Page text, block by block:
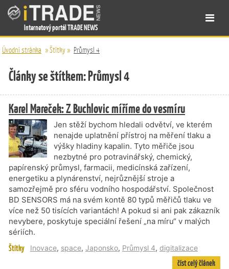
Internetový portál TRADE NEWS
Úvodní stránka »Štítky» Průmysl 4
Články se štítkem: Průmysl 4
Karel Mareček: Z Buchlovic míříme do vesmíru
Jen stěží bychom hledali odvětví, ve kterém
nenajde uplatnění přístroj na měření tlaku a
výšky hladiny kapalin. Tyto měřiče jsou
nezbytné pro potravinářský, chemický,
papírenský průmysl, farmacii, medicínská zařízení,
energetiku a plynárenství, nejrůznější stroje a
samozřejmě pro sféru vodního hospodářství. Společnost
BD SENSORS má na svém kontě 80 typů měřičů tlaku ve
více než 50 tisících variantách! A pokud si ani pak zákazník
nevybere, poskytuje speciální řešení „na míru“ v malých
sériích.
Štítky Inovace, space, Japonsko, Průmysl 4, digitalizace
číst celý článek